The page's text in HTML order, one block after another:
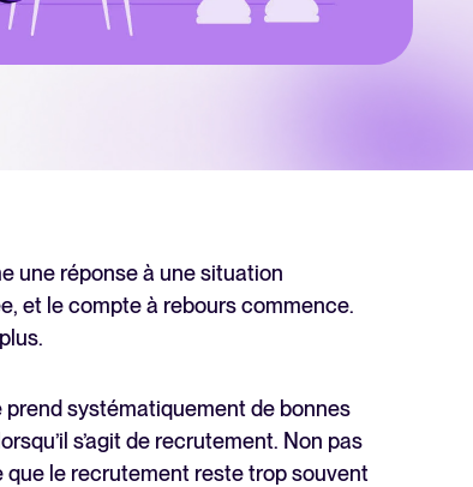
2025 sur le recrutement
plus
une réponse à une situation
et le compte à rebours commence.
systématiquement de bonnes
s’agit de recrutement. Non pas
que le recrutement reste trop souvent